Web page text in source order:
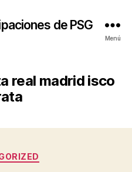
de PSG
Menú
real madrid isco
Categorías